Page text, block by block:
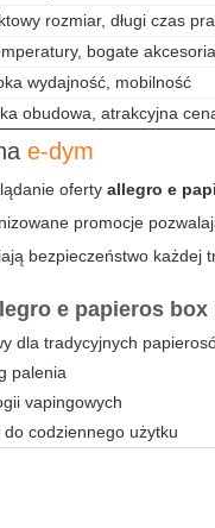
rozmiar, długi czas
bogate akcesoria
wydajność, mobilność
obudowa, atrakcyjna
e-dym
ofertyallegro e
promocje
bezpieczeństwo każdej
e papieros box
dla tradycyjnych
palenia
vapingowych
codziennego użytku